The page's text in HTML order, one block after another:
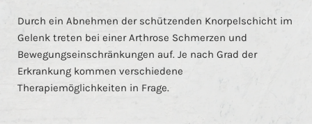
Durch ein Abnehmen der schützenden Knorpelschicht im
Gelenk treten bei einer Arthrose Schmerzen und
Bewegungseinschränkungen auf. Je nach Grad der
Erkrankung kommen verschiedene
Therapiemöglichkeiten in Frage.